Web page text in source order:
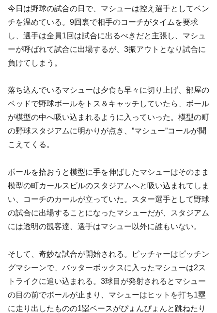
今日は野球の試合の日で、マシューは控え選手としてベン
チを温めている。9回裏で相手のコーチがタイムを要求
し、選手は全員1回は試合に出るべきだと主張し、マシュ
ーが呼ばれて試合に出場するが、3振アウトとなり試合に
負けてしまう。
落ち込んでいるマシューは夕食も早々に切り上げ、部屋の
ベッドで野球ボールをトス＆キャッチしていたら、ボール
が模型の中へ吸い込まれるように入っていった。模型の町
の野球スタジアムに明かりが点き、”マシュー”コールが聞
こえてくる。
ボールを拾おうと模型に手を伸ばしたマシューはそのまま
模型の町カールスビルのスタジアムへと吸い込まれてしま
い、コーチのカールが立っていた。スター選手として野球
の試合に出場することになったマシューだが、スタジアム
には透明の観客達、選手はマシュー以外に誰もいない。
そして、奇妙な試合が開始される。ピッチャーはピッチン
グマシーンで、バッターボックスに入ったマシューは2ス
トライクに追い込まれる。3球目が発射されるとマシュー
の目の前でボールが止まり、マシューはヒットを打ち1塁
に走り出したものの1塁ベースがぴょんぴょんと跳ねたり